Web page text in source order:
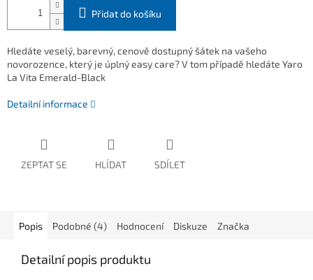
Přidat do košíku
Hledáte veselý, barevný, cenově dostupný šátek na vašeho
novorozence, který je úplný easy care? V tom případě hledáte Yaro
La Vita Emerald-Black
Detailní informace
ZEPTAT SE HLÍDAT SDÍLET
Popis Podobné (4) Hodnocení Diskuze Značka
Detailní popis produktu